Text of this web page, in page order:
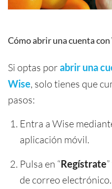
Cómo abrir una cuenta
Si optas porabrir una
Wise, solo tienes que
pasos:
Entra a Wise
aplicación móvil.
Pulsa en “Regístrate
de correo electrónico.